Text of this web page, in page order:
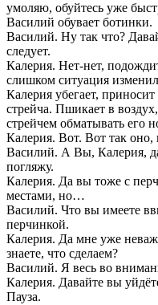
умоляю, обуйтесь уже
Василий обувает ботинки.
Василий. Ну так что?
следует.
Калерия. Нет-нет,
слишком ситуация
Калерия убегает,
стрейча. Пшикает в
стрейчем обматывать его
Калерия. Вот. Вот так
Василий. А Вы, Калерия,
погляжу.
Калерия. Да вы тоже с
местами, но…
Василий. Что вы имеете
перчинкой.
Калерия. Да мне уже
знаете, что сделаем?
Василий. Я весь во
Калерия. Давайте вы
Пауза.